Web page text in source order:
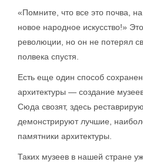
«Помните, что все это почва,
новое народное искусство!»
революции, но он не потерял
полвека спустя.
Есть еще один способ
архитектуры — создание
Сюда свозят, здесь
демонстрируют лучшие,
памятники архитектуры.
Таких музеев в нашей стране